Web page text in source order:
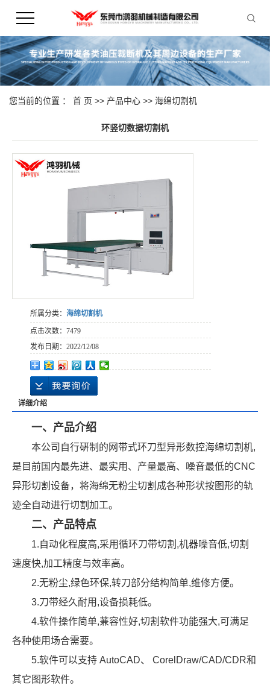
您当前的位置 ： 首 页 >> 产品中心 >> 海绵切割机
环竖切数据切割机
所属分类： 海绵切割机
点击次数： 7479
发布日期： 2022/12/08
详细介绍
一、产品介绍
本公司自行硏制的网带式环刀型异形数控海绵切割机,
是目前国内最先进、最实用、产量最高、噪音最低的CNC
异形切割设备，将海绵无粉尘切割成各种形状按图形的轨
迹全自动进行切割加工。
二、产品特点
1.自动化程度高,采用循环刀带切割,机器噪音低,切割
速度快,加工精度与效率高。
2.无粉尘,绿色环保,转刀部分结构简单,维修方便。
3.刀带经久耐用,设备损耗低。
4.软件操作简单,蒹容性好,切割软件功能强大,可满足
各种使用场合需要。
5.软件可以支持 AutoCAD、 CorelDraw/CAD/CDR和
其它图形软件。